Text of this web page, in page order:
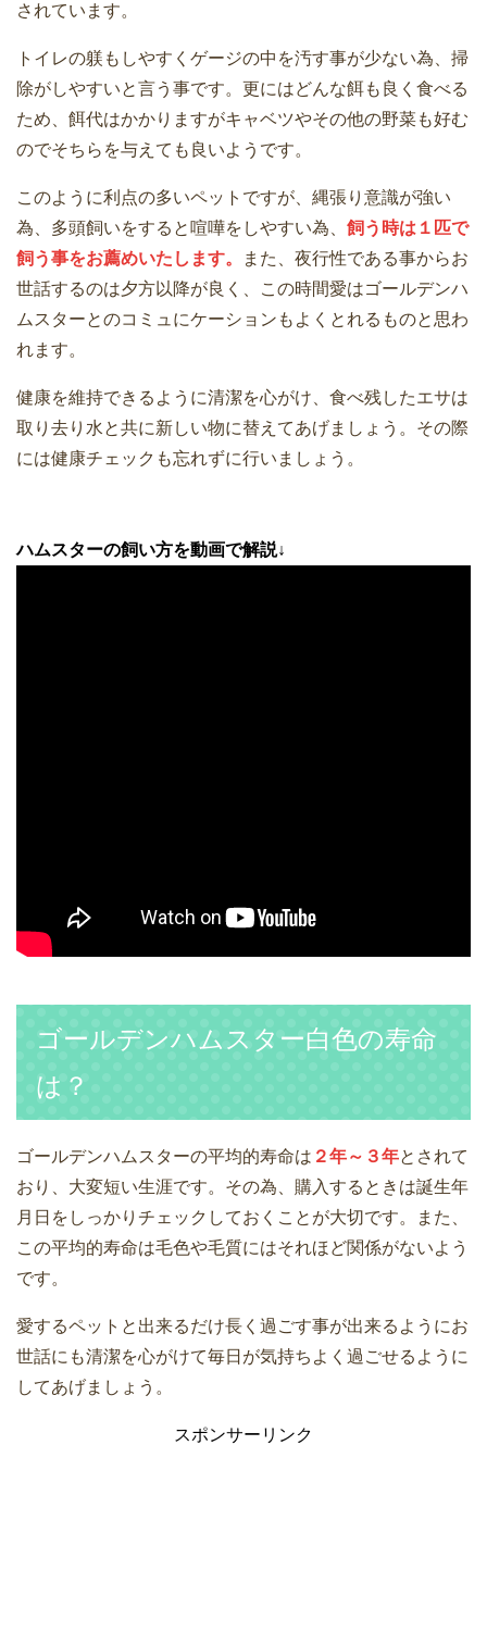
されています。
トイレの躾もしやすくゲージの中を汚す事が少ない為、掃
除がしやすいと言う事です。更にはどんな餌も良く食べる
ため、餌代はかかりますがキャベツやその他の野菜も好む
のでそちらを与えても良いようです。
このように利点の多いペットですが、縄張り意識が強い
為、多頭飼いをすると喧嘩をしやすい為、 飼う時は１匹で
飼う事をお薦めいたします。
また、夜行性である事からお
世話するのは夕方以降が良く、この時間愛はゴールデンハ
ムスターとのコミュにケーションもよくとれるものと思わ
れます。
健康を維持できるように清潔を心がけ、食べ残したエサは
取り去り水と共に新しい物に替えてあげましょう。その際
には健康チェックも忘れずに行いましょう。
ハムスターの飼い方を動画で解説↓
ゴールデンハムスター白色の寿命
は？
ゴールデンハムスターの平均的寿命は ２年～３年とされて
おり、大変短い生涯です。その為、購入するときは誕生年
月日をしっかりチェックしておくことが大切です。また、
この平均的寿命は毛色や毛質にはそれほど関係がないよう
です。
愛するペットと出来るだけ長く過ごす事が出来るようにお
世話にも清潔を心がけて毎日が気持ちよく過ごせるように
してあげましょう。
スポンサーリンク